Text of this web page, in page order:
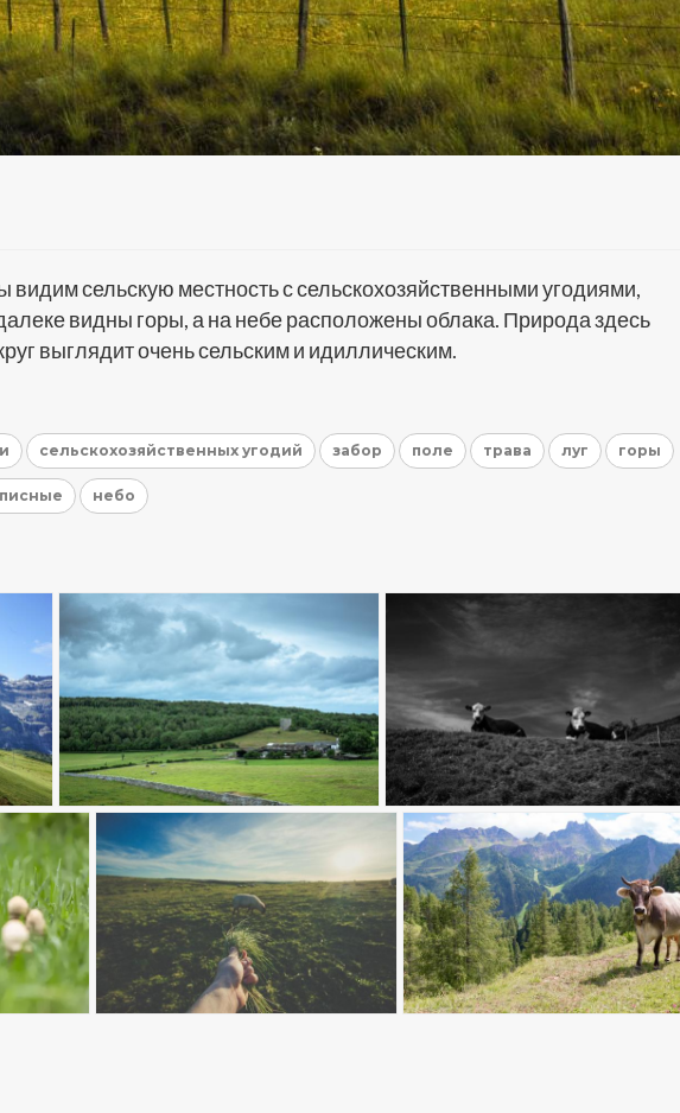
сельскую местность с сельскохозяйственными угодиями,
видны горы, а на небе расположены облака. Природа здесь
выглядит очень сельским и идиллическим.
сельскохозяйственных угодий забор поле трава луг горы
небо